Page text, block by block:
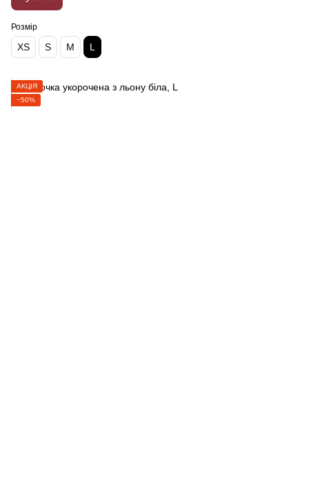
Розмір
XS S M L
АКЦІЯ
−50%